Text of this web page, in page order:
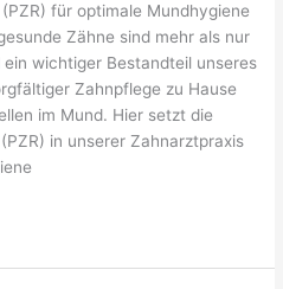
für optimale Mundhygiene
Zähne sind mehr als nur
wichtiger Bestandteil unseres
Zahnpflege zu Hause
im Mund. Hier setzt die
in unserer Zahnarztpraxis